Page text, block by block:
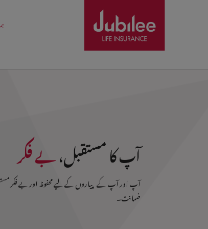
آپ کا مستقبل،بے فکر
آپ اور آپ کے پیاروں کے لیے محفوظ اور بے فکر
ضمانت۔